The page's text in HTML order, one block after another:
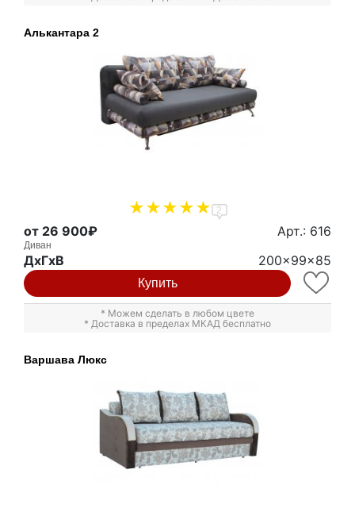
Алькантара 2
2
от 26 900₽ Арт.: 616
Диван
ДxГxВ 200x99x85
Купить
* Можем сделать в любом цвете
* Доставка в пределах МКАД бесплатно
Варшава Люкс